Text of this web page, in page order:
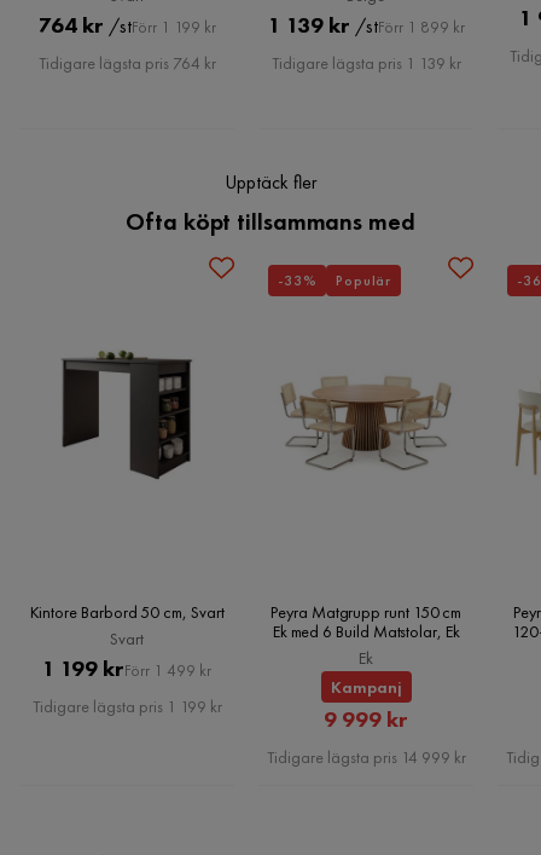
Färg ben Mattsvart
Pris
764 kr /stOriginal
Pris
Förr 1 199 kr
Tidigare lägsta pris 764 kr
Pris
1 139 kr /st
Original
Pris
Förr 1 899 kr
Tidigare lägsta pris 1 139 kr
1
Upptäck fler
Ofta köpt tillsammans med
Kintore Barbord 50 cm, Svart
Svart
Pris
1 199 krOriginal
Pris
Förr 1 499 kr
Tidigare lägsta pris 1 199 kr
Peyra Matgrupp runt 150 cm
Ek med 6 Build Matstolar, Ek
Ek
Kampanj
Rabatterat
Pris
9 999 kr
Tidigare lägsta pris 14 999 kr
-33% Populär -